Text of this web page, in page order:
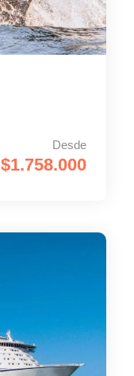
Desde
$1.758.000